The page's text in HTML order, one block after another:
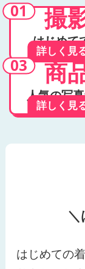
撮
はじめて
安心
詳しく見
商
人気の写
フォトディ
詳しく見
はじめての